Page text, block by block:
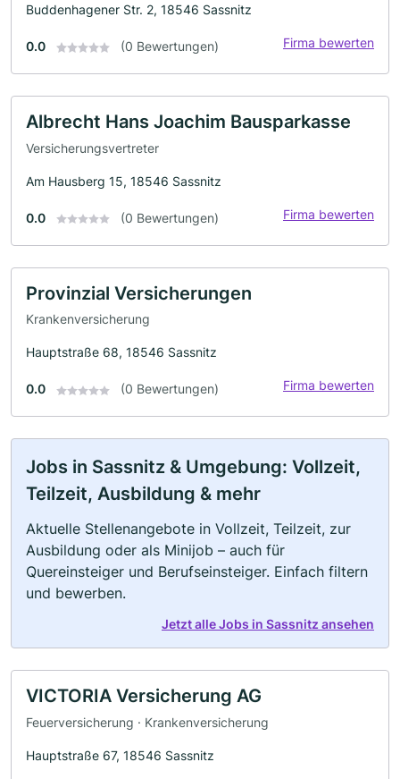
Buddenhagener Str. 2, 18546 Sassnitz
0.0 (0 Bewertungen) Firma bewerten
Albrecht Hans Joachim Bausparkasse
Versicherungsvertreter
Am Hausberg 15, 18546 Sassnitz
0.0 (0 Bewertungen) Firma bewerten
Provinzial Versicherungen
Krankenversicherung
Hauptstraße 68, 18546 Sassnitz
0.0 (0 Bewertungen) Firma bewerten
Jobs in Sassnitz & Umgebung: Vollzeit,
Teilzeit, Ausbildung & mehr
Aktuelle Stellenangebote in Vollzeit, Teilzeit, zur
Ausbildung oder als Minijob – auch für
Quereinsteiger und Berufseinsteiger. Einfach filtern
und bewerben.
Jetzt alle Jobs in Sassnitz ansehen
VICTORIA Versicherung AG
Feuerversicherung · Krankenversicherung
Hauptstraße 67, 18546 Sassnitz